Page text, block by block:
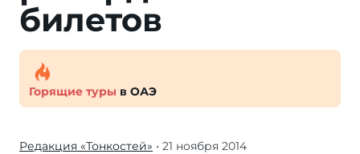
билетов
Горящие туры в ОАЭ
Редакция «Тонкостей» • 21 ноября 2014